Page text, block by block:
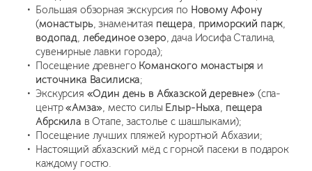
Большая обзорная экскурсия по Новому Афону
(монастырь, знаменитая пещера, приморский парк,
водопад, лебединое озеро, дача Иосифа Сталина,
сувенирные лавки города);
Посещение древнего Команского монастыря и
источника Василиска;
Экскурсия «Один день в Абхазской деревне» (спа-
центр«Амза», место силы Елыр-Ныха, пещера
Абрскила в Отапе, застолье с шашлыками);
Посещение лучших пляжей курортной Абхазии;
Настоящий абхазский мёд с горной пасеки в подарок
каждому гостю.